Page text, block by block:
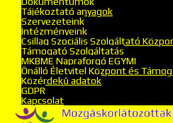
Tájékoztató anyagok
Szervezeteink
Intézményeink
Csillag Szociális Szolgáltató
Támogató Szolgáltatás
MKBME Napraforgó EGYMI
Önálló Életvitel Központ és
Közérdekű adatok
GDPR
Kapcsolat